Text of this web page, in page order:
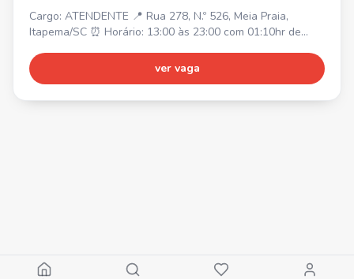
Cargo: ATENDENTE 📍 Rua 278, N.º 526, Meia Praia,
Itapema/SC ⏰ Horário: 13:00 às 23:00 com 01:10hr de
Requisitos: Ensino médio completo; Ter 18 anos ou mais.
🎁 Benefícios: Vale transporte, alimentação/refeição, plano
ver vaga